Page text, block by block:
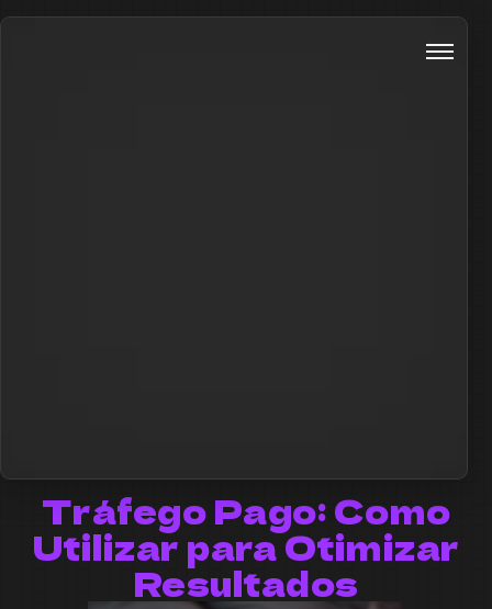
Tráfego Pago: Como
Utilizar para Otimizar
Resultados